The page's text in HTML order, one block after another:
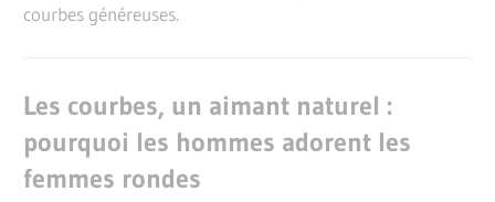
courbes généreuses.
Les courbes, un aimant naturel :
pourquoi les hommes adorent les
femmes rondes